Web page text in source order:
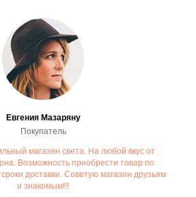
Евгения Мазаряну
Покупатель
магазин света. На любой вкус от
Возможность приобрести товар по
доставки. Советую магазин друзьям
и знакомым!!!